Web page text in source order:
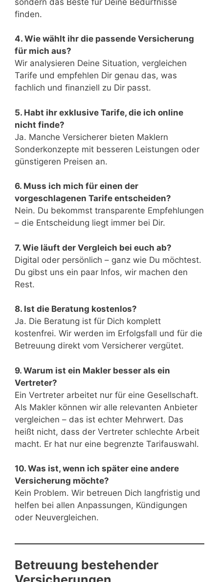
finden.
4. Wie wählt ihr die passende Versicherung
für mich aus?
Wir analysieren Deine Situation, vergleichen
Tarife und empfehlen Dir genau das, was
fachlich und finanziell zu Dir passt.
5. Habt ihr exklusive Tarife, die ich online
nicht finde?
Ja. Manche Versicherer bieten Maklern
Sonderkonzepte mit besseren Leistungen oder
günstigeren Preisen an.
6. Muss ich mich für einen der
vorgeschlagenen Tarife entscheiden?
Nein. Du bekommst transparente Empfehlungen
– die Entscheidung liegt immer bei Dir.
7. Wie läuft der Vergleich bei euch ab?
Digital oder persönlich – ganz wie Du möchtest.
Du gibst uns ein paar Infos, wir machen den
Rest.
8. Ist die Beratung kostenlos?
Ja. Die Beratung ist für Dich komplett
kostenfrei. Wir werden im Erfolgsfall und für die
Betreuung direkt vom Versicherer vergütet.
9. Warum ist ein Makler besser als ein
Vertreter?
Ein Vertreter arbeitet nur für eine Gesellschaft.
Als Makler können wir alle relevanten Anbieter
vergleichen – das ist echter Mehrwert. Das
heißt nicht, dass der Vertreter schlechte Arbeit
macht. Er hat nur eine begrenzte Tarifauswahl.
10. Was ist, wenn ich später eine andere
Versicherung möchte?
Kein Problem. Wir betreuen Dich langfristig und
helfen bei allen Anpassungen, Kündigungen
oder Neuvergleichen.
Betreuung bestehender